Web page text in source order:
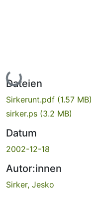
Lade...
Dateien
Sirkerunt.pdf (1.57 MB)
sirker.ps (3.2 MB)
Datum
2002-12-18
Autor:innen
Sirker, Jesko